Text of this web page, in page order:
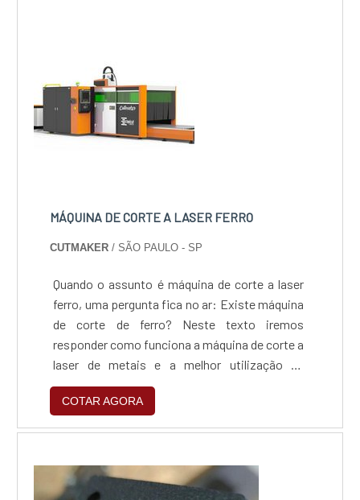
MÁQUINA DE CORTE A LASER FERRO
CUTMAKER/ SÃO PAULO - SP
Quando o assunto é máquina de corte a laser
ferro, uma pergunta fica no ar: Existe máquina
de corte de ferro? Neste texto iremos
responder como funciona a máquina de corte a
laser de metais e a melhor utilização de
nomenclaturas. Em primeiro lugar, corte de
ferro não deve ser confundido com corte de
metal, como aço carbono ou alumínio, pois o
base como material para a construção de
metais,...
COTAR AGORA